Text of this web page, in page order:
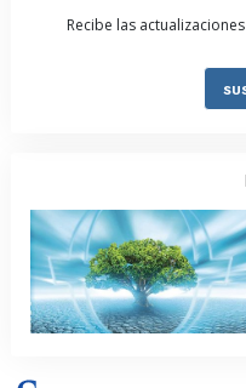
Recibe las